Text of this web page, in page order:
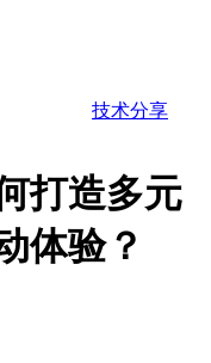
技术分享
打造多元
体验？